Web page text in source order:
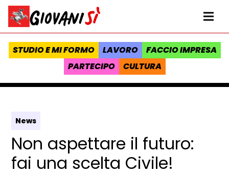
Vai al contenuto
Homepage Giovanisì - Progetto della Regione Toscana
STUDIO E MI FORMO LAVORO
FACCIO IMPRESA
PARTECIPO
CULTURA
News
Non aspettare il futuro:
fai una scelta Civile!